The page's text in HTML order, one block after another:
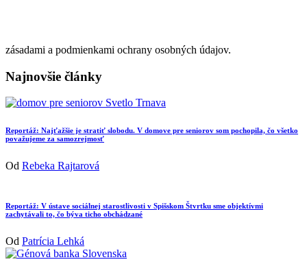
zásadami a podmienkami ochrany osobných údajov.
Najnovšie články
Reportáž: Najťažšie je stratiť slobodu. V domove pre seniorov som pochopila, čo všetko
považujeme za samozrejmosť
Od Rebeka Rajtarová
Reportáž: V ústave sociálnej starostlivosti v Spišskom Štvrtku sme objektívmi
zachytávali to, čo býva ticho obchádzané
Od Patrícia Lehká